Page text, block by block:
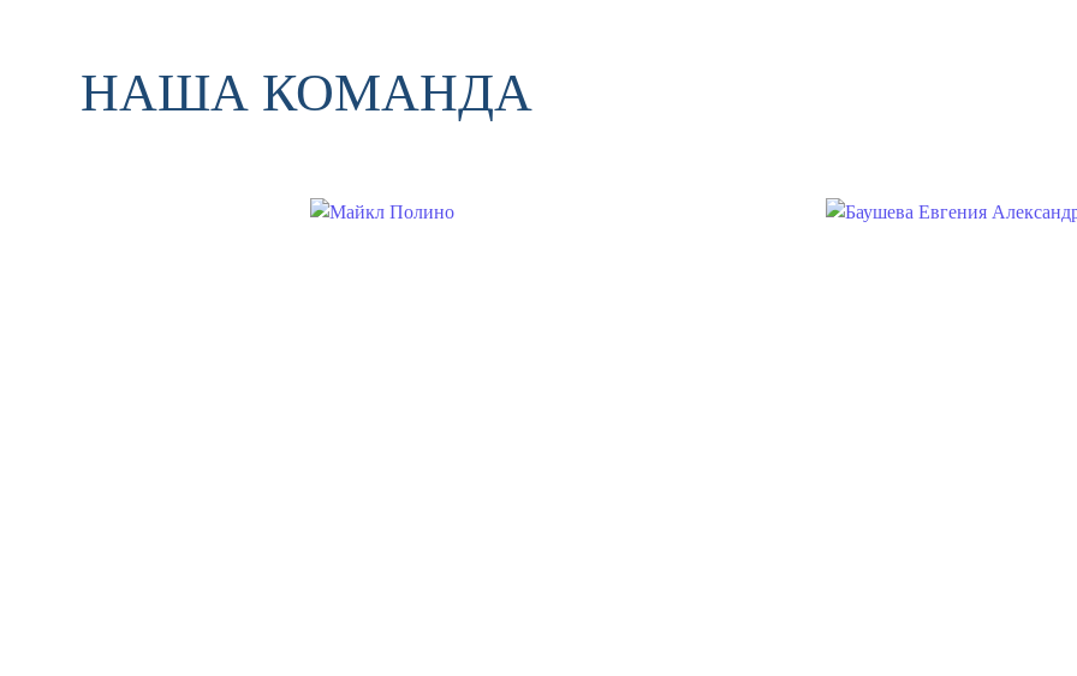
НАША КОМАНДА